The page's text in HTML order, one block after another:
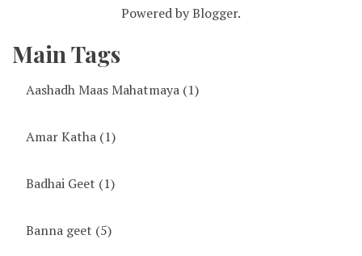
Powered byBlogger.
Main Tags
Aashadh Maas Mahatmaya (1)
Amar Katha (1)
Badhai Geet (1)
Banna geet (5)